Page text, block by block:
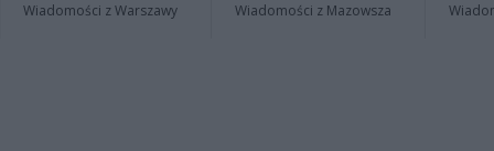
Wiadomości z Warszawy Wiadomości z Mazowsza